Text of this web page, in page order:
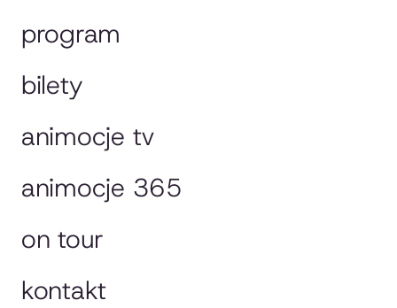
program
bilety
animocje tv
animocje 365
on tour
kontakt